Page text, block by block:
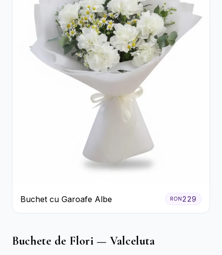
Buchet cu Garoafe Albe RON 229
Buchete de Flori — Valceluta